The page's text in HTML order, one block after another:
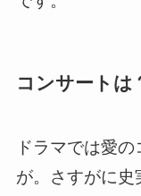
コンサートは
ドラマでは愛
が。さすがに史